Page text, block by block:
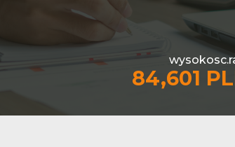
84,601